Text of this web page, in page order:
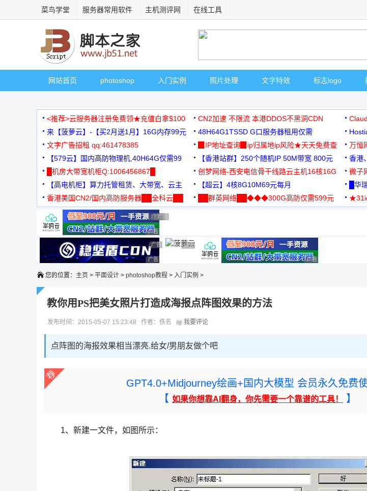
菜鸟学堂 服务器常用软件 主机测评网 在线工具
网站首页 photoshop 入门实例 照片处理 文字特效 标志logo
<推荐>云服务器注册免费领★充值白拿$100 CN2加速 不限流 本港DDOS不黑洞CDN
来【菠萝云】-【买2月送1月】16G内存99元
48H64G1TSSD G口服务器租用仅需
3000+可免费测试
文字广告招租 qq:461478385
▉IP地址查询▉ip归属地ip风险★天天免费查
万恒
99元
【579云】国内高防物理机,40H64G仅需99
元
【香港站群】250个随机IP 50M带宽 800元 香港
█机房大带宽机柜Q:1006456867█
创梦网络-西安电信骨干线路云主机16核16G
88元/月
微子
【高电机柜】算力托管租赁、大带宽、云主
机
【超云】4核8G10M69元每月 █华
香港美国CN2/国内高防服务器██全科云██
██群英网络██◆◆◆300G高防仅需599元
广告 商业广告，理性选择
广告 商业广告，理性选择
广告 商业广告，理性选择
广告 商业广告，理性选择
广告 商业广告，理性选择
广告 商业广告，理性选择
广告 商业广告，理性选择
广告 商业广告，理性选择广告 商业广告，理性选择
广告 商业广告，理性选择
您的位置： 主页 > 平面设计 > photoshop教程 > 入门实例 >
教你用PS把美女照片打造成海报点阵图效果的方法
发布时间：2015-05-07 15:23:48 作者：佚名 我要评论
点阵图的海报效果相当漂亮.给女/男朋友做个吧
GPT4.0+Midjourney绘画+国内大模型 会员永久免费使
【 如果你想靠AI翻身，你先需要一个靠谱的工具！ 】
1、新建一文件，如图所示：